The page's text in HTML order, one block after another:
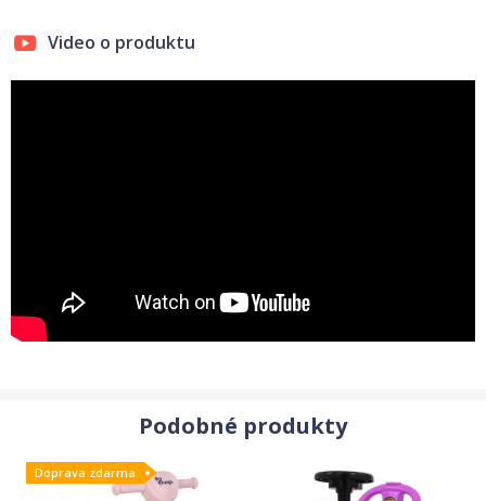
Video o produktu
Podobné produkty
Doprava zdarma